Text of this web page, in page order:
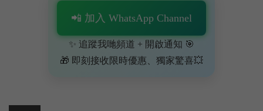
📲 加入 WhatsApp Channel
✨ 追蹤我哋頻道 + 開啟通知 🎯
🎁 即刻接收限時優惠、獨家驚喜💥